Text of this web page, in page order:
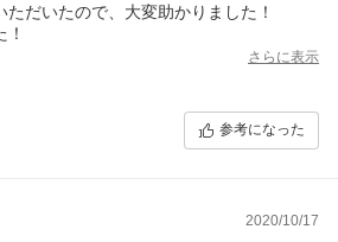
だいたので、大変助かりました！
さらに表示
参考になった
2020/10/17